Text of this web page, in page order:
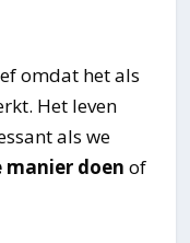
omdat het als
Het leven
als we
manier doen of